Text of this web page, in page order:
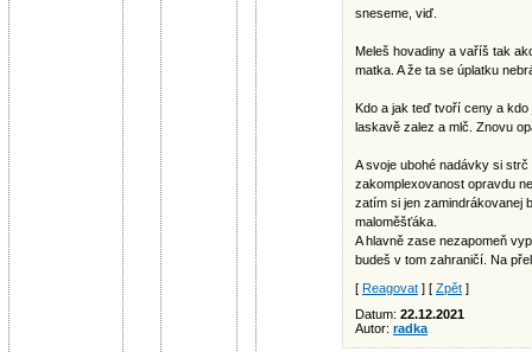
sneseme, viď.
Meleš hovadiny a vaříš tak
matka. A že ta se úplatku
Kdo a jak teď tvoří ceny a
laskavě zalez a mlč. Znovu
A svoje ubohé nadávky si
zakomplexovanost opravdu
zatím si jen zamindrákovanej
maloměšťáka.
A hlavně zase nezapomeň
budeš v tom zahraničí. Na
[ Reagovat ] [ Zpět ]
Datum: 22.12.2021
Autor: radka